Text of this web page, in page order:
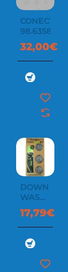
CONECTOR
98.63589.03
32,00€
DOWN
WASH
KIT
17,79€